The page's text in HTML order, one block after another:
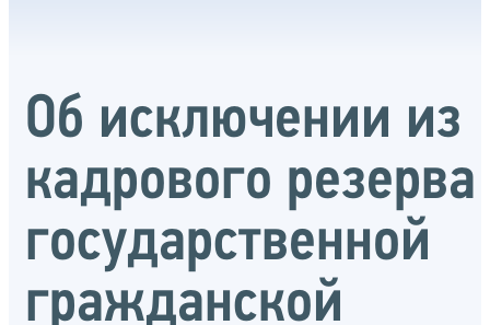
Об исключении из
кадрового резерва
государственной
гражданской